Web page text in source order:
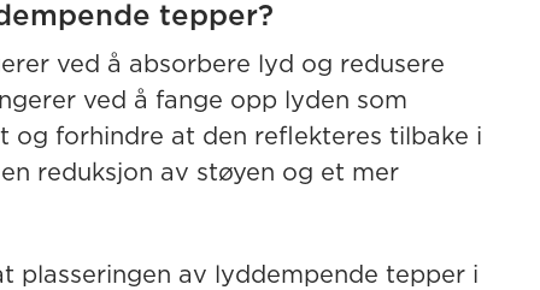
tepper?
ved å absorbere lyd og redusere
ved å fange opp lyden som
og forhindre at den reflekteres tilbake i
reduksjon av støyen og et mer
plasseringen av lyddempende tepper i